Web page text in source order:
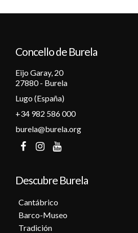
Concello de Burela
Eijo Garay, 20
27880 - Burela
Lugo (España)
+34 982 586 000
burela@burela.org
Descubre Burela
Cantábrico
Barco-Museo
Tradición